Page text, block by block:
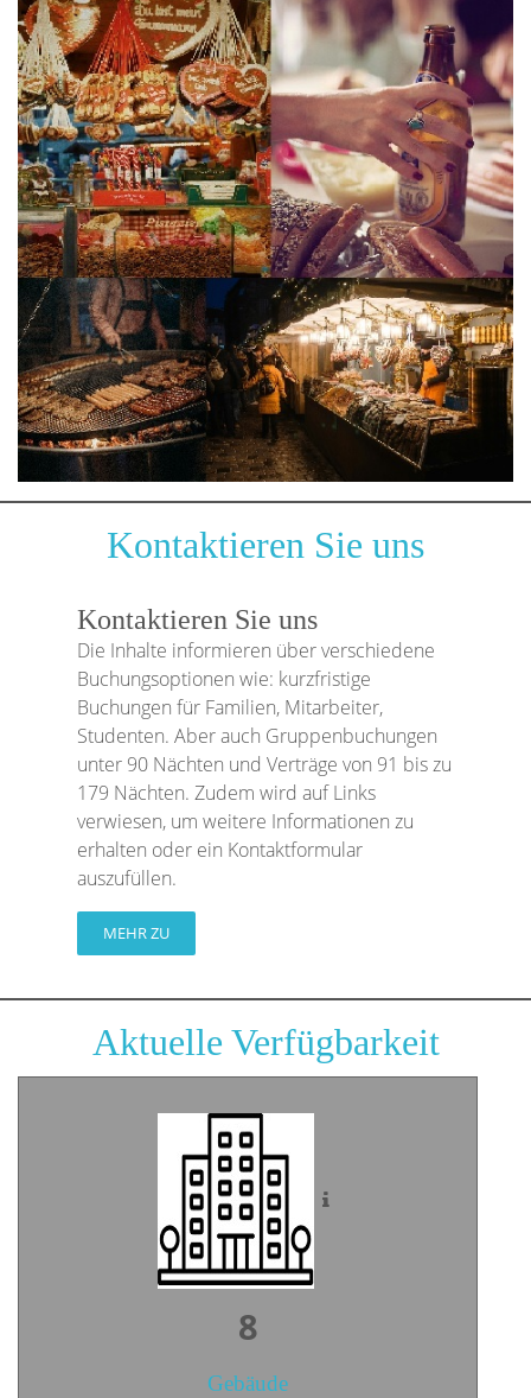
Kontaktieren Sie uns
Kontaktieren Sie uns
Die Inhalte informieren über verschiedene
Buchungsoptionen wie: kurzfristige
Buchungen für Familien, Mitarbeiter,
Studenten. Aber auch Gruppenbuchungen
unter 90 Nächten und Verträge von 91 bis zu
179 Nächten. Zudem wird auf Links
verwiesen, um weitere Informationen zu
erhalten oder ein Kontaktformular
auszufüllen.
MEHR ZU
Aktuelle Verfügbarkeit
10
Gebäude